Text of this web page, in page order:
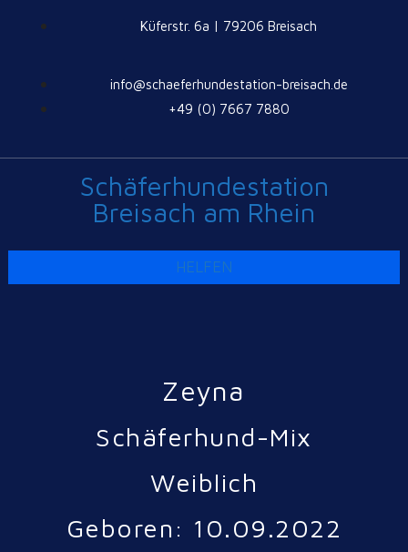
Küferstr. 6a | 79206 Breisach
info@schaeferhundestation-breisach.de
+49 (0) 7667 7880
Schäferhundestation
Breisach am Rhein
HELFEN
Zeyna
Schäferhund-Mix
Weiblich
Geboren: 10.09.2022